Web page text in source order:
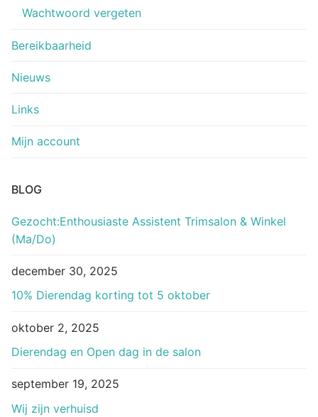
Wachtwoord vergeten
Bereikbaarheid
Nieuws
Links
Mijn account
BLOG
Gezocht:Enthousiaste Assistent Trimsalon & Winkel
(Ma/Do)
december 30, 2025
10% Dierendag korting tot 5 oktober
oktober 2, 2025
Dierendag en Open dag in de salon
september 19, 2025
Wij zijn verhuisd